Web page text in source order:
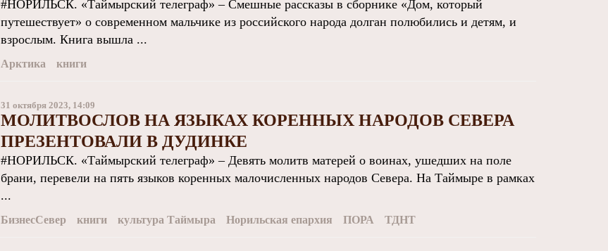
#НОРИЛЬСК. «Таймырский телеграф» – Смешные рассказы в сборнике «Дом, который
путешествует» о современном мальчике из российского народа долган полюбились и детям, и
взрослым. Книга вышла ...
Арктика книги
31 октября 2023, 14:09
МОЛИТВОСЛОВ НА ЯЗЫКАХ КОРЕННЫХ НАРОДОВ СЕВЕРА
ПРЕЗЕНТОВАЛИ В ДУДИНКЕ
#НОРИЛЬСК. «Таймырский телеграф» – Девять молитв матерей о воинах, ушедших на поле
брани, перевели на пять языков коренных малочисленных народов Севера. На Таймыре в рамках
...
БизнесСевер книги культура Таймыра Норильская епархия ПОРА ТДНТ